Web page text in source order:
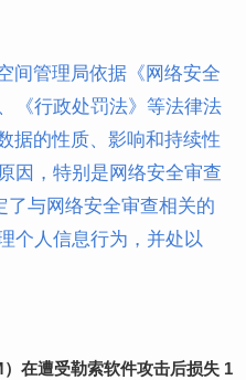
间管理局依据《网络安全
《行政处罚法》等法律法
据的性质、影响和持续性
因，特别是网络安全审查
了与网络安全审查相关的
个人信息行为，并处以
在遭受勒索软件攻击后损失 1